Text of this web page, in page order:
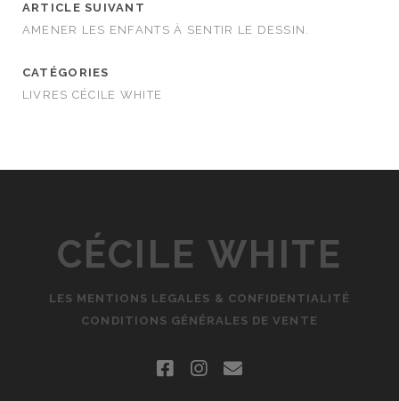
ARTICLE SUIVANT
AMENER LES ENFANTS À SENTIR LE DESSIN.
CATÉGORIES
LIVRES CÉCILE WHITE
CÉCILE WHITE
LES MENTIONS LEGALES & CONFIDENTIALITÉ
CONDITIONS GÉNÉRALES DE VENTE
facebookinstagram
email